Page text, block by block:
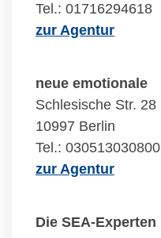
Tel.: 01716294618
zur Agentur
neue emotionale
Schlesische Str. 28
10997 Berlin
Tel.: 030513030800
zur Agentur
Die SEA-Experten